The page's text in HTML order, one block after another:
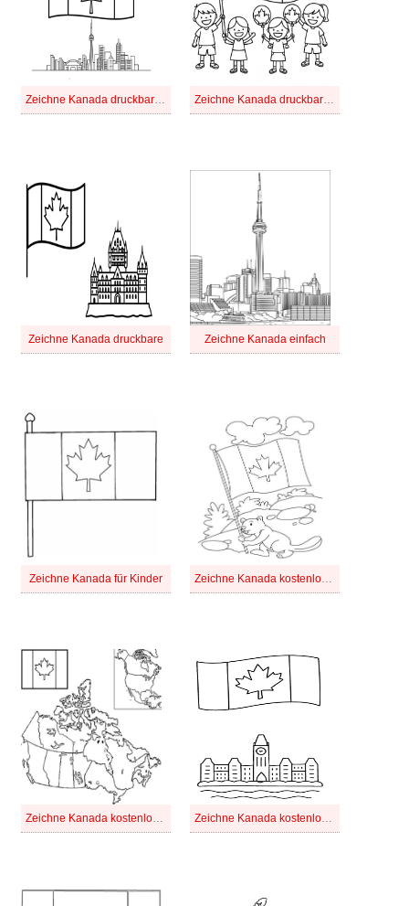
Zeichne Kanada druckbare für Kinder Zeichne Kanada druckbare schlicht
Zeichne Kanada druckbare Zeichne Kanada einfach
Zeichne Kanada für Kinder Zeichne Kanada kostenlos basisch
Zeichne Kanada kostenlos druckbare basisch Zeichne Kanada kostenlos druckbare einfach